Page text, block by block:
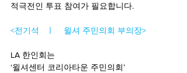
적극전인 투표 참여가 필요합니다.
<전기석   ㅣ    윌셔 주민의회 부의장>
LA 한인회는
‘윌셔센터 코리아타운 주민의회’